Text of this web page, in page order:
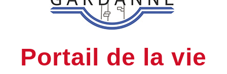
Portail de la vie
Actualités
MVA